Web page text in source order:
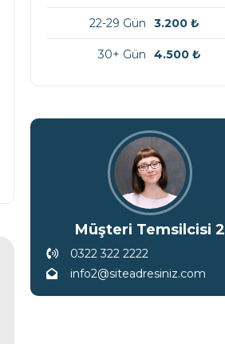
22-29 Gün 3.200 ₺
30+ Gün 4.500 ₺
Müşteri Temsilcisi 2
0322 322 2222
info2@siteadresiniz.com